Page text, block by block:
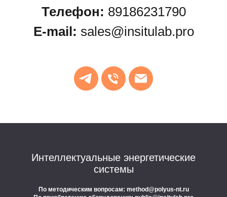
Телефон: 89186231790
E-mail: sales@insitulab.pro
Интеллектуальные энергетические
системы
По методическим вопросам: method@polyus-nt.ru